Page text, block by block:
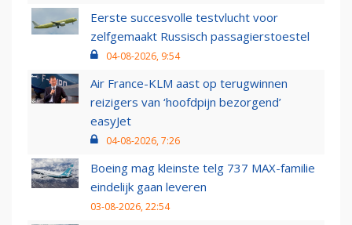
Eerste succesvolle testvlucht voor
zelfgemaakt Russisch passagierstoestel
04-08-2026, 9:54
Air France-KLM aast op terugwinnen
reizigers van ‘hoofdpijn bezorgend’
easyJet
04-08-2026, 7:26
Boeing mag kleinste telg 737 MAX-familie
eindelijk gaan leveren
03-08-2026, 22:54